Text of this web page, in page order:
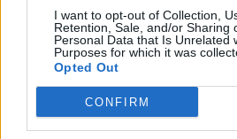
I want to opt-out of Collection,
Retention, Sale, and/or Sharing
Personal Data that Is Unrelated
Purposes for which it was
Opted Out
CONFIRM
Διατροφή: Προσοχή σε
και social media
ΕΥ ΖΗΝ 05/08/2026 - 11:51